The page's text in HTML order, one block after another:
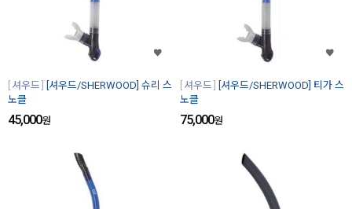
셔우드
[셔우드/SHERWOOD] 슈리 스
노클
45,000원
셔우드
[셔우드/SHERWOOD] 티가 스
노클
75,000원